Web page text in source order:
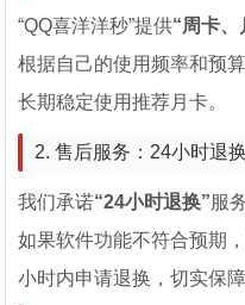
“QQ喜洋洋秒”提供“周卡、
根据自己的使用频率和预
长期稳定使用推荐月卡。
2. 售后服务：24小时退
我们承诺“24小时退换”服
如果软件功能不符合预期
小时内申请退换，切实保障